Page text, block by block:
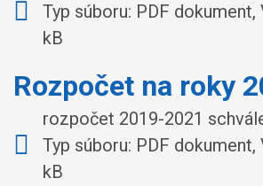
Typ súboru: PDF
kB
Rozpočet na roky
rozpočet 2019-2021
Typ súboru: PDF
kB